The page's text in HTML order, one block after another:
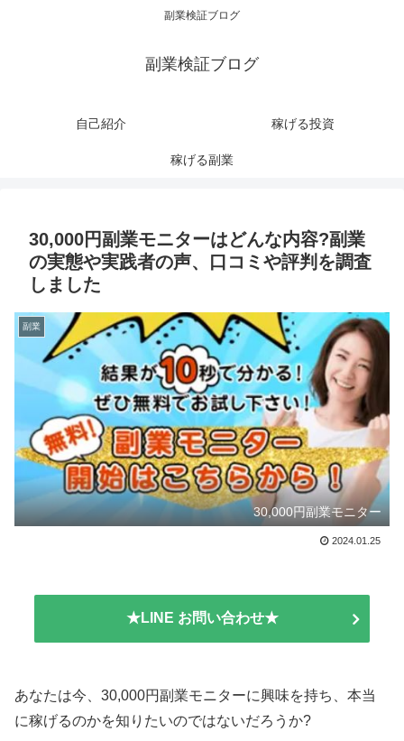
副業検証ブログ
副業検証ブログ
自己紹介 稼げる投資
稼げる副業
30,000円副業モニターはどんな内容?副業
の実態や実践者の声、口コミや評判を調査
しました
副業
30,000円副業モニター
2024.01.25
★LINE お問い合わせ★
あなたは今、30,000円副業モニターに興味を持ち、本当
に稼げるのかを知りたいのではないだろうか?